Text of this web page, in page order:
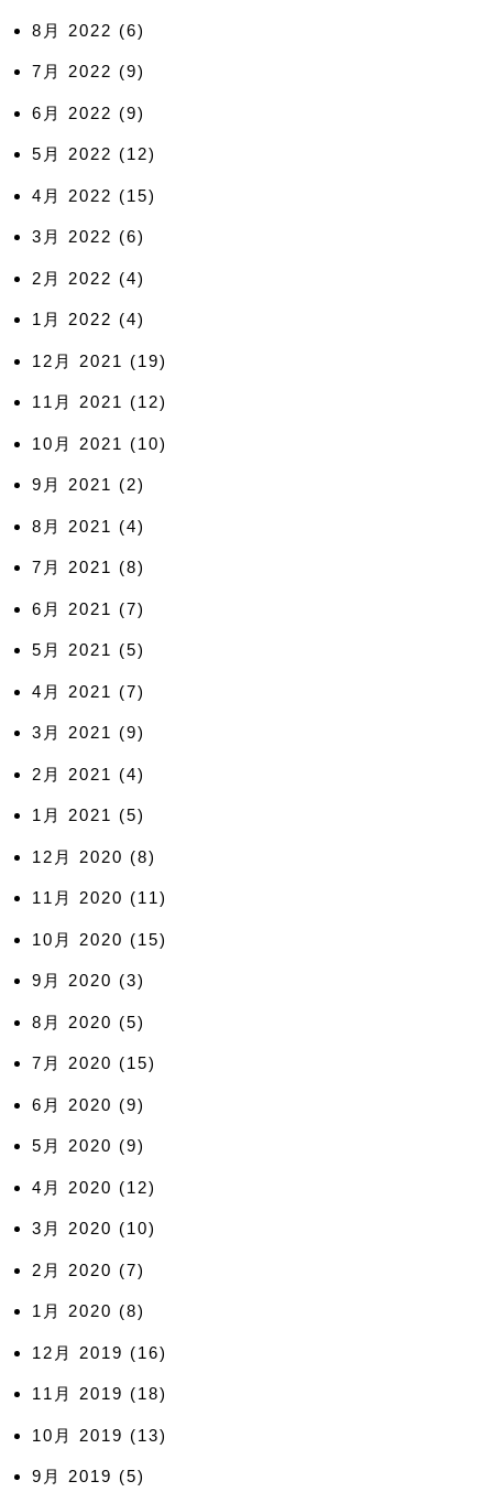
8月 2022 (6)
7月 2022 (9)
6月 2022 (9)
5月 2022 (12)
4月 2022 (15)
3月 2022 (6)
2月 2022 (4)
1月 2022 (4)
12月 2021 (19)
11月 2021 (12)
10月 2021 (10)
9月 2021 (2)
8月 2021 (4)
7月 2021 (8)
6月 2021 (7)
5月 2021 (5)
4月 2021 (7)
3月 2021 (9)
2月 2021 (4)
1月 2021 (5)
12月 2020 (8)
11月 2020 (11)
10月 2020 (15)
9月 2020 (3)
8月 2020 (5)
7月 2020 (15)
6月 2020 (9)
5月 2020 (9)
4月 2020 (12)
3月 2020 (10)
2月 2020 (7)
1月 2020 (8)
12月 2019 (16)
11月 2019 (18)
10月 2019 (13)
9月 2019 (5)